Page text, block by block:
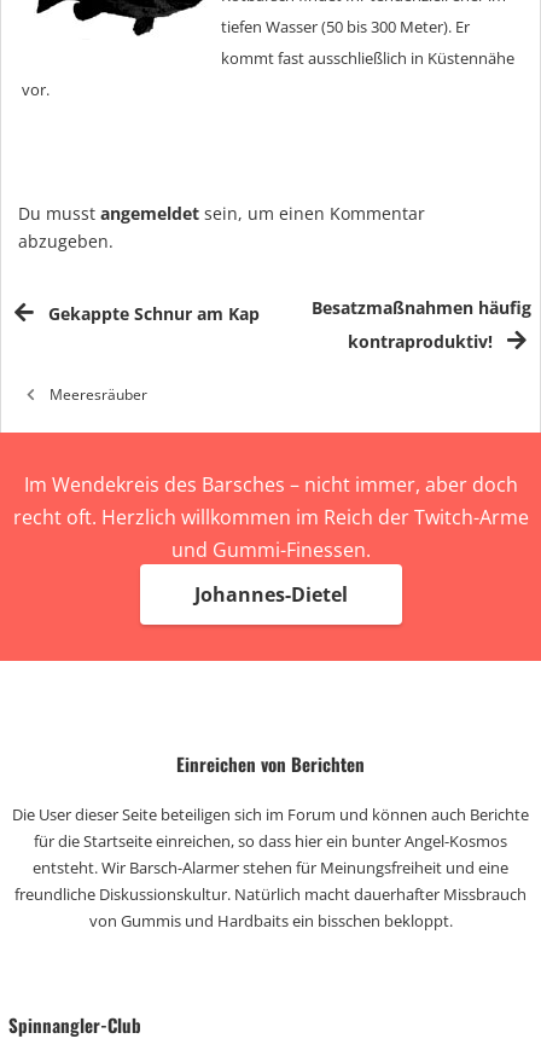
tiefen Wasser (50 bis 300 Meter). Er
kommt fast ausschließlich in Küstennähe
vor.
Du musst angemeldet sein, um einen Kommentar
abzugeben.
Gekappte Schnur am Kap
Besatzmaßnahmen häufig
kontraproduktiv!
Meeresräuber
Im Wendekreis des Barsches – nicht immer, aber doch
recht oft. Herzlich willkommen im Reich der Twitch-Arme
und Gummi-Finessen.
Johannes-Dietel
Einreichen von Berichten
Die User dieser Seite beteiligen sich im Forum und können auch Berichte
für die Startseite einreichen, so dass hier ein bunter Angel-Kosmos
entsteht. Wir Barsch-Alarmer stehen für Meinungsfreiheit und eine
freundliche Diskussionskultur. Natürlich macht dauerhafter Missbrauch
von Gummis und Hardbaits ein bisschen bekloppt.
Spinnangler-Club